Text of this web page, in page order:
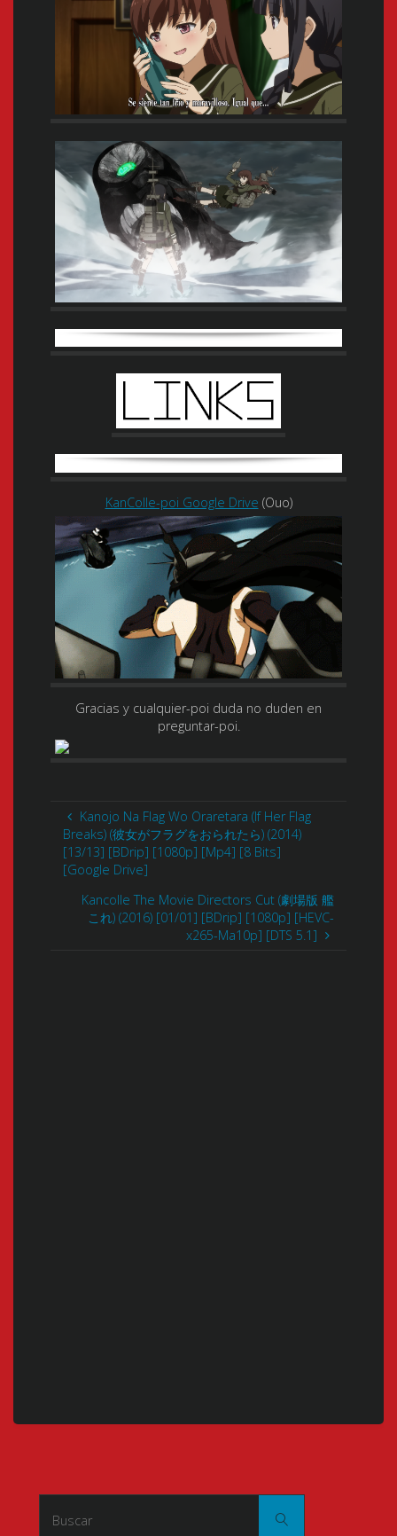
KanColle-poi Google Drive (Ouo)
Gracias y cualquier-poi duda no duden en
preguntar-poi.
Kanojo Na Flag Wo Oraretara (If Her Flag
Breaks) (彼女がフラグをおられたら) (2014)
[13/13] [BDrip] [1080p] [Mp4] [8 Bits]
[Google Drive]
Kancolle The Movie Directors Cut (劇場版 艦
これ) (2016) [01/01] [BDrip] [1080p] [HEVC-
x265-Ma10p] [DTS 5.1]
Buscar